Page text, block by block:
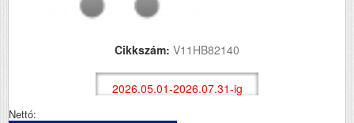
Cikkszám: V11HB82140
2026.05.01-2026.07.31-ig
Nettó: